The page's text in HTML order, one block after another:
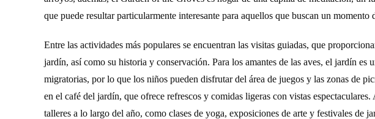
que puede resultar particularmente interesante para aquellos que buscan un
Entre las actividades más populares se encuentran las visitas guiadas, que
jardín, así como su historia y conservación. Para los amantes de las aves, el jardín es
migratorias, por lo que los niños pueden disfrutar del área de juegos y las zonas de
en el café del jardín, que ofrece refrescos y comidas ligeras con vistas
talleres a lo largo del año, como clases de yoga, exposiciones de arte y festivales de